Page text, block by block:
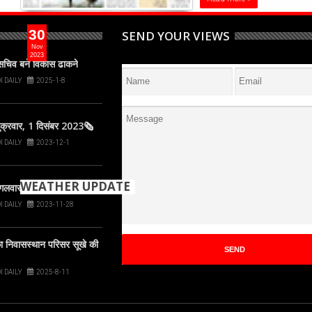
30
Nov
2023
📰E-Paper📰:
2023-11-30
WEATHER UPDATE
+29
°
+ 30°
Thane
बने विकास ढाकने
DAILY 2025-1-8
1 दिसंबर 2023🗞
DAILY 2023-12-1
28 नवंबर 2023🗞
DAILY 2023-11-28
निवासस्थान परिसर सूखे की
DAILY 2025-8-11
SEND YOUR VIEWS